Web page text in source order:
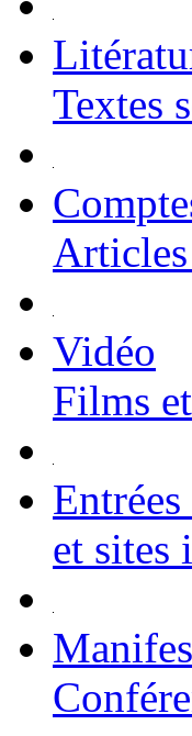
Textes
Vidéo
Films
et sites